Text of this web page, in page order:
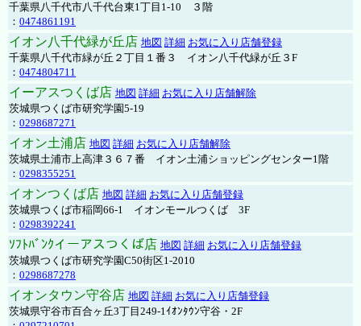
千葉県八千代市八千代台東1丁目1-10 ３階
： 0474861191
イオン八千代緑が丘店 地図 詳細 お気に入り店舗登録
千葉県八千代市緑が丘２丁目１番３ イオン八千代緑が丘３F
： 0474804711
イーアスつくば店 地図 詳細 お気に入り店舗解除
茨城県つくば市研究学園5-19
： 0298687271
イオン土浦店 地図 詳細 お気に入り店舗解除
茨城県土浦市上高津３６７番 イオン土浦ショッピングセンター1階
： 0298355251
イオンつくば店 地図 詳細 お気に入り店舗登録
茨城県つくば市稲岡66-1 イオンモールつくば 3F
： 0298392241
ｿﾌﾄﾊﾞﾝｸイーアスつくば店 地図 詳細 お気に入り店舗登録
茨城県つくば市研究学園C50街区1-2010
： 0298687278
イオンタウン守谷店 地図 詳細 お気に入り店舗登録
茨城県守谷市百合ヶ丘3丁目249-1ｲｵﾝﾀｳﾝ守谷・2F